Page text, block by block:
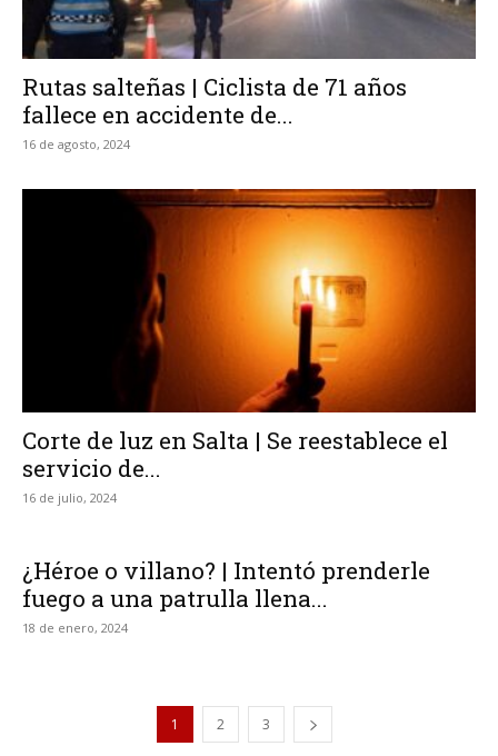
Rutas salteñas | Ciclista de 71 años
fallece en accidente de...
16 de agosto, 2024
Corte de luz en Salta | Se reestablece el
servicio de...
16 de julio, 2024
¿Héroe o villano? | Intentó prenderle
fuego a una patrulla llena...
18 de enero, 2024
1 2 3